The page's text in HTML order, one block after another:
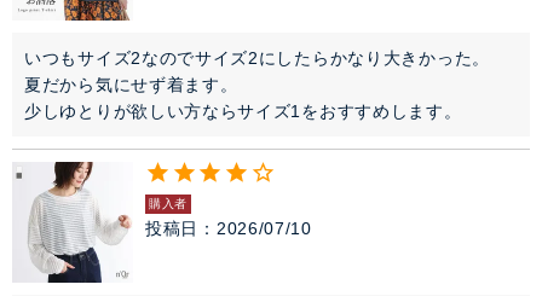
いつもサイズ2なのでサイズ2にしたらかなり大きかった。
夏だから気にせず着ます。
少しゆとりが欲しい方ならサイズ1をおすすめします。
購入者
投稿日 2026/07/10